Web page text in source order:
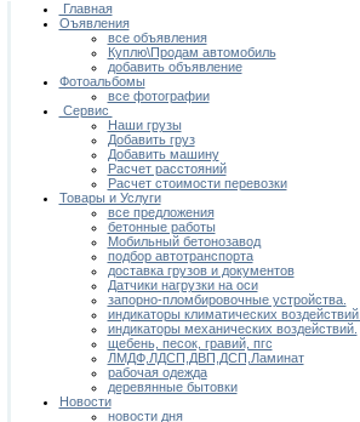
Главная
Оъявления
все объявления
Куплю\Продам автомобиль
добавить объявление
Фотоальбомы
все фотографии
Сервис
Наши грузы
Добавить груз
Добавить машину
Расчет расстояний
Расчет стоимости перевозки
Товары и Услуги
все предложения
бетонные работы
Мобильный бетонозавод
подбор автотранспорта
доставка грузов и документов
Датчики нагрузки на оси
запорно-пломбировочные устройства.
индикаторы климатических воздействий.
индикаторы механических воздействий.
щебень, песок, гравий, пгс
ЛМДФ,ЛДСП,ДВП,ДСП,Ламинат
рабочая одежда
деревянные бытовки
Новости
новости дня